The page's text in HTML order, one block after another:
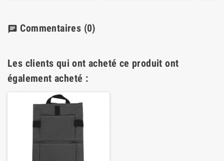
chat Commentaires (0)
Les clients qui ont acheté ce produit ont
également acheté :